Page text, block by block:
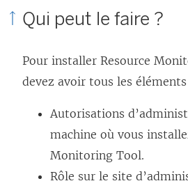
Qui peut le faire ?
Pour installer Resource
devez avoir tous les
Autorisations
machine où vous
Monitoring Tool.
Rôle sur le site